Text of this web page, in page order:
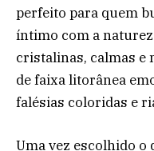
perfeito para quem
íntimo com a
cristalinas, calmas e
de faixa litorânea
falésias coloridas e
Uma vez escolhido o